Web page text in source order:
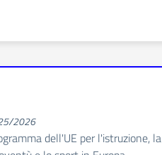
2026
dell'UE per l'istruzione, la